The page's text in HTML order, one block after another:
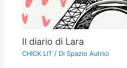
Il diario di Lara
CHICK LIT / Di Spazio Autrici